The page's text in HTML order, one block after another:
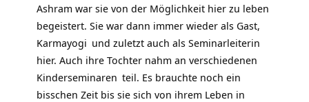
Ashram war sie von der Möglichkeit hier zu leben
begeistert. Sie war dann immer wieder als Gast,
Karmayogi und zuletzt auch als Seminarleiterin
hier. Auch ihre Tochter nahm an verschiedenen
Kinderseminaren teil. Es brauchte noch ein
bisschen Zeit bis sie sich von ihrem Leben in